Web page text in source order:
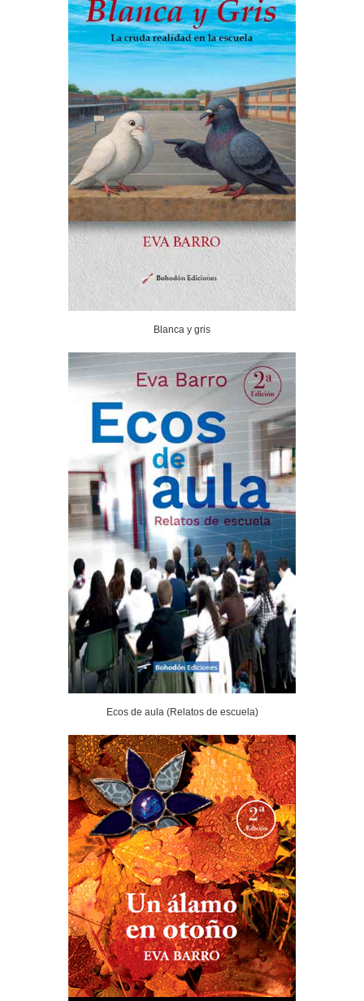
Blanca y gris
Ecos de aula (Relatos de escuela)